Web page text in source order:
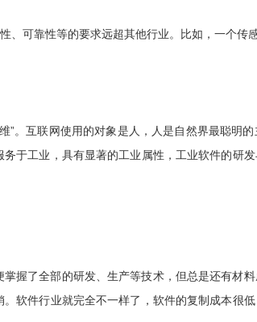
可靠性等的要求远超其他行业。比如，一个传
。互联网使用的对象是人，人是自然界最聪明
于工业，具有显著的工业属性，工业软件的研
握了全部的研发、生产等技术，但总是还有材
软件行业就完全不一样了，软件的复制成本很